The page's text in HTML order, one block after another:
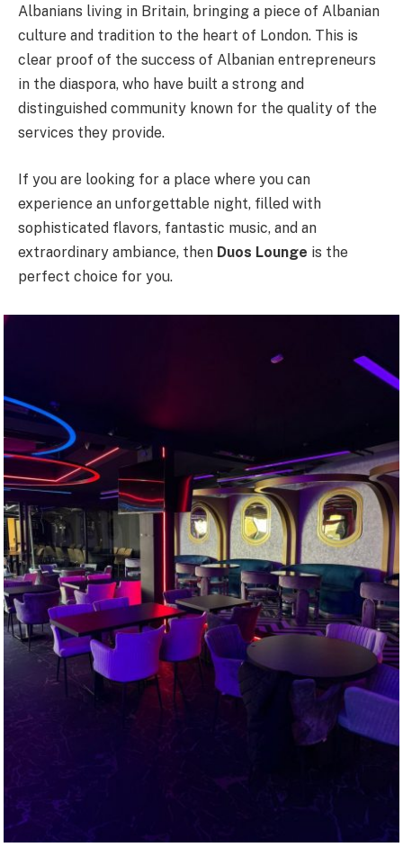
Albanians living in Britain, bringing a piece of Albanian
culture and tradition to the heart of London. This is
clear proof of the success of Albanian entrepreneurs
in the diaspora, who have built a strong and
distinguished community known for the quality of the
services they provide.
If you are looking for a place where you can
experience an unforgettable night, filled with
sophisticated flavors, fantastic music, and an
extraordinary ambiance, then Duos Lounge is the
perfect choice for you.